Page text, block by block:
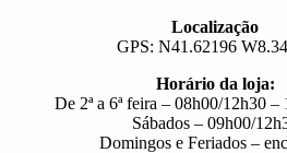
Localização
GPS: N41.62196
Horário da loja:
De 2ª a 6ª feira – 08h00/12h30 –
Sábados – 09h00/
Domingos e Feriados –